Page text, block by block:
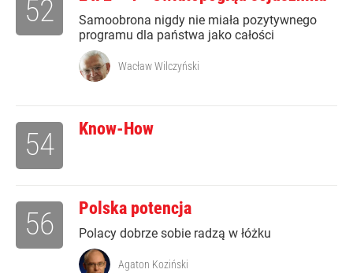
Samoobrona nigdy nie miała pozytywnego
programu dla państwa jako całości
52
Wacław Wilczyński
Know-How
54
Polska potencja
Polacy dobrze sobie radzą w łóżku
56
Agaton Koziński